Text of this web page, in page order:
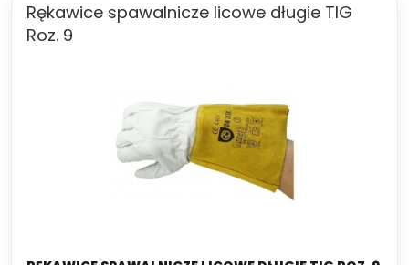
Rękawice spawalnicze licowe długie TIG
Roz. 9